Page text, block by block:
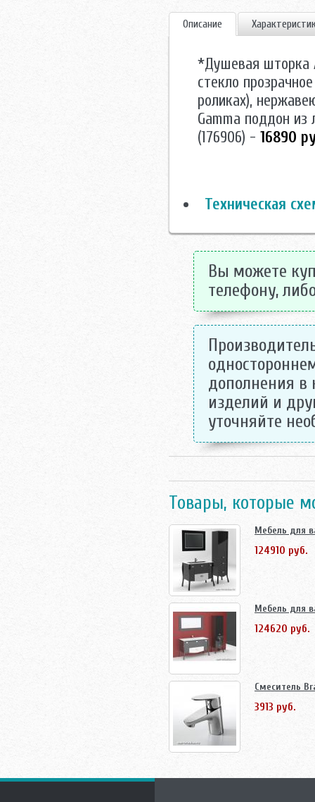
Описание
*Душевая шторка
стекло
роликах),
Gamma поддон
(176906) - 16890
Техническая
Вы можете
телефону,
дополнения
изделий и
уточняйте
Товары, которые
Мебель для
124910 руб.
Мебель для
124620 руб.
Смеситель
3913 руб.